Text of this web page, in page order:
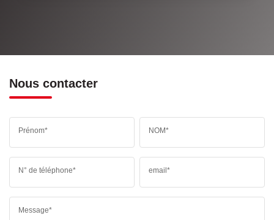
Nous contacter
Prénom* NOM*
N° de téléphone* email*
Message*